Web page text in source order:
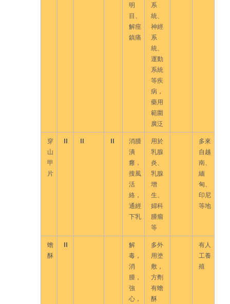
明
目、
解痙
鎮痛
系
統、
神經
系
統、
運動
系統
等疾
病，
藥用
範圍
廣泛
穿
山
甲
片
II II II
消腫
潰
癰，
搜風
活
絡，
通經
下乳
用於
乳腺
炎、
乳腺
增
生、
婦科
腫瘤
等
多來
自越
南、
緬
甸、
印尼
等地
蟾
酥
II
解
毒，
消
腫，
強
心，
多外
用塗
敷，
方劑
有蟾
酥
有人
工養
殖